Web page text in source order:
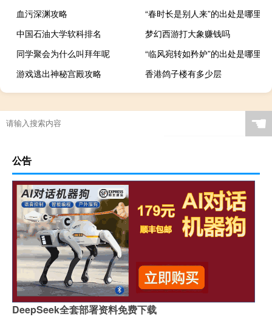
血污深渊攻略
“春时长是别人来”的出处是哪里
中国石油大学软科排名
梦幻西游打大象赚钱吗
同学聚会为什么叫拜年呢
“临风宛转如矜妒”的出处是哪里
游戏逃出神秘宫殿攻略
香港鸽子楼有多少层
☚
公告
DeepSeek全套部署资料免费下载